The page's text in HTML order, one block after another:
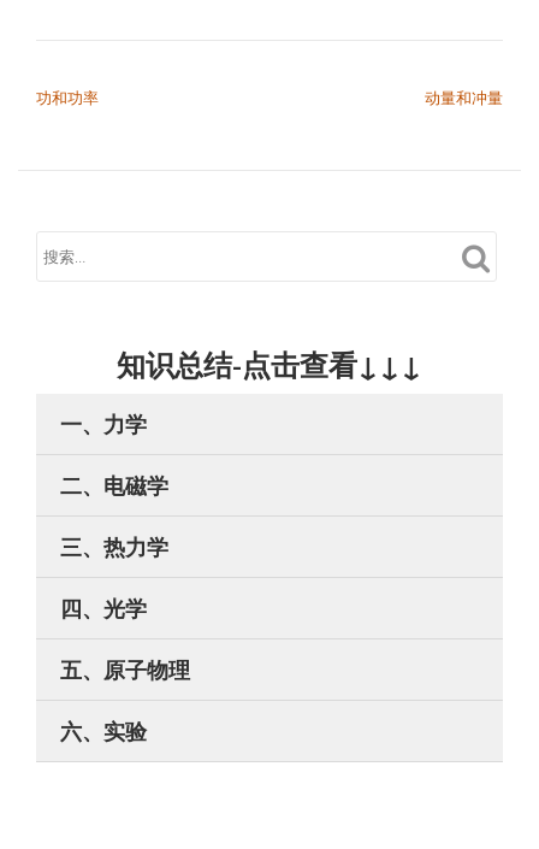
功和功率 动量和冲量
知识总结-点击查看↓↓↓
一、力学
二、电磁学
三、热力学
四、光学
五、原子物理
六、实验